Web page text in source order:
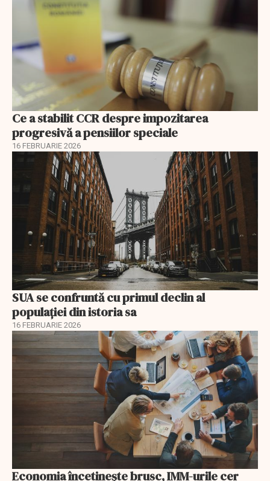
Ce a stabilit CCR despre impozitarea
progresivă a pensiilor speciale
16 FEBRUARIE 2026
SUA se confruntă cu primul declin al
populației din istoria sa
16 FEBRUARIE 2026
Economia încetinește brusc, IMM-urile cer